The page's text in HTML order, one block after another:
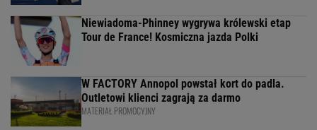
Niewiadoma-Phinney wygrywa królewski etap
Tour de France! Kosmiczna jazda Polki
W FACTORY Annopol powstał kort do padla.
Outletowi klienci zagrają za darmo
MATERIAŁ PROMOCYJNY